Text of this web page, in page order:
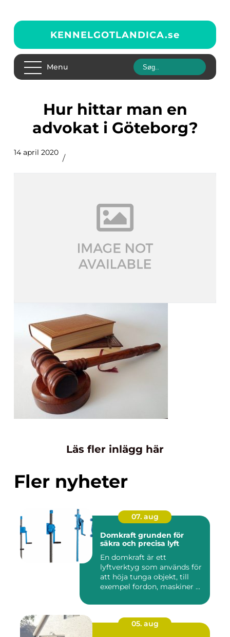
KENNELGOTLANDICA.se
Menu
Hur hittar man en
advokat i Göteborg?
14 april 2020
Läs fler inlägg här
Fler nyheter
07. aug
Domkraft grunden för
säkra och precisa lyft
En domkraft är ett
lyftverktyg som används för
att höja tunga objekt, till
exempel fordon, maskiner ...
05. aug